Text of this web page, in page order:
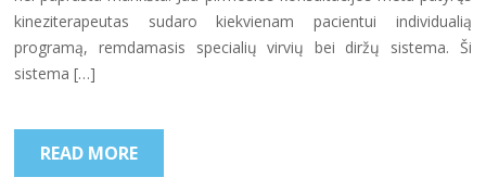
kineziterapeutas sudaro kiekvienam pacientui individualią
programą, remdamasis specialių virvių bei diržų sistema. Ši
sistema […]
READ MORE